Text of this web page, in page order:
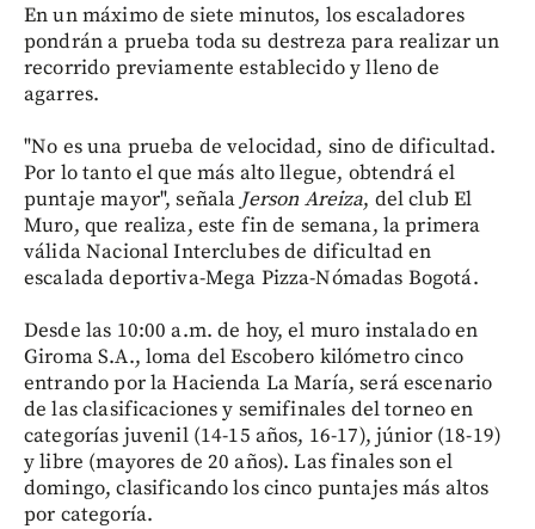
En un máximo de siete minutos, los escaladores
pondrán a prueba toda su destreza para realizar un
recorrido previamente establecido y lleno de
agarres.
"No es una prueba de velocidad, sino de dificultad.
Por lo tanto el que más alto llegue, obtendrá el
puntaje mayor", señala Jerson Areiza, del club El
Muro, que realiza, este fin de semana, la primera
válida Nacional Interclubes de dificultad en
escalada deportiva-Mega Pizza-Nómadas Bogotá.
Desde las 10:00 a.m. de hoy, el muro instalado en
Giroma S.A., loma del Escobero kilómetro cinco
entrando por la Hacienda La María, será escenario
de las clasificaciones y semifinales del torneo en
categorías juvenil (14-15 años, 16-17), júnior (18-19)
y libre (mayores de 20 años). Las finales son el
domingo, clasificando los cinco puntajes más altos
por categoría.